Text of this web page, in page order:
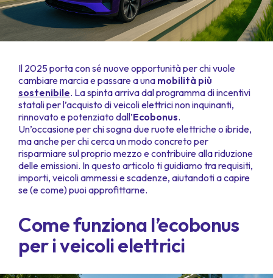
Il 2025 porta con sé nuove opportunità per chi vuole
cambiare marcia e passare a una mobilità più
sostenibile. La spinta arriva dal programma di incentivi
statali per l’acquisto di veicoli elettrici non inquinanti,
rinnovato e potenziato dall’Ecobonus.
Un’occasione per chi sogna due ruote elettriche o ibride,
ma anche per chi cerca un modo concreto per
risparmiare sul proprio mezzo e contribuire alla riduzione
delle emissioni. In questo articolo ti guidiamo tra requisiti,
importi, veicoli ammessi e scadenze, aiutandoti a capire
se (e come) puoi approfittarne.
Come funziona l’ecobonus
per i veicoli elettrici